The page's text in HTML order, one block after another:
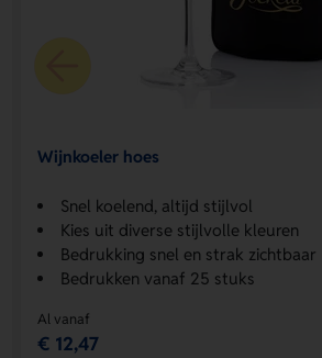
Wijnkoeler hoes
Snel koelend, altijd stijlvol
Kies uit diverse stijlvolle kleuren
Bedrukking snel en strak zichtbaar
Bedrukken vanaf 25 stuks
Al vanaf
€ 12,47